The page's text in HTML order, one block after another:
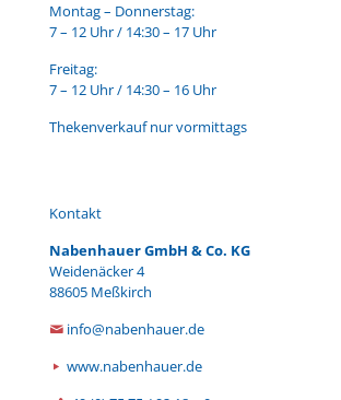
Montag – Donnerstag:
7 – 12 Uhr / 14:30 – 17 Uhr
Freitag:
7 – 12 Uhr / 14:30 – 16 Uhr
Thekenverkauf nur vormittags
Kontakt
Nabenhauer GmbH & Co. KG
Weidenäcker 4
88605 Meßkirch
info@nabenhauer.de
www.nabenhauer.de